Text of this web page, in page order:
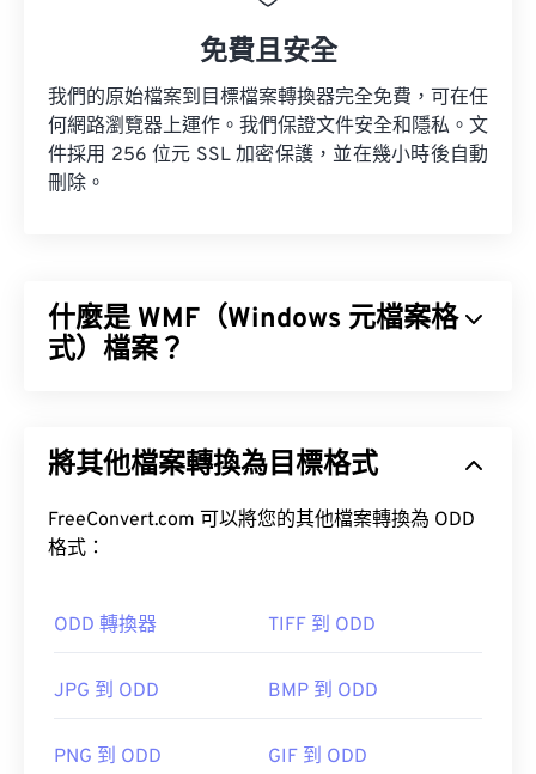
免費且安全
我們的原始檔案到目標檔案轉換器完全免費，可在任
何網路瀏覽器上運作。我們保證文件安全和隱私。文
件採用 256 位元 SSL 加密保護，並在幾小時後自動
刪除。
什麼是 WMF（Windows 元檔案格
式）檔案？
Microsoft 設計 WMF 的目的是為了在 Microsoft 應用
Windows 元檔案 (EMF) 的 16 位元前身。
在 Windows 系統中，可以使用相容的影像處理程序
Suite 。
Adobe Illustrator
將其他檔案轉換為目標格式
FreeConvert.com 可以將您的其他檔案轉換為 ODD
格式：
ODD 轉換器 TIFF 到 ODD
JPG 到 ODD BMP 到 ODD
PNG 到 ODD GIF 到 ODD